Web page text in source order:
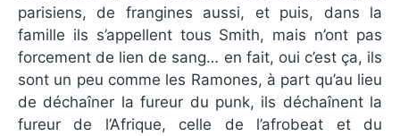
parisiens, de frangines aussi, et puis, dans la
famille ils s’appellent tous Smith, mais n’ont pas
forcement de lien de sang… en fait, oui c’est ça, ils
sont un peu comme les Ramones, à part qu’au lieu
de déchaîner la fureur du punk, ils déchaînent la
fureur de l’Afrique, celle de l’afrobeat et du